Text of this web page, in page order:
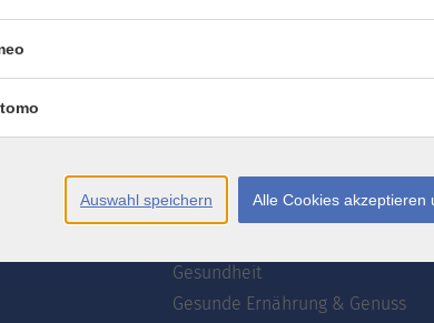
Akademie
Kultur
Gesundheit
Gesunde Ernährung & Genuss
Auswahl speichern Alle Cookies akzeptieren